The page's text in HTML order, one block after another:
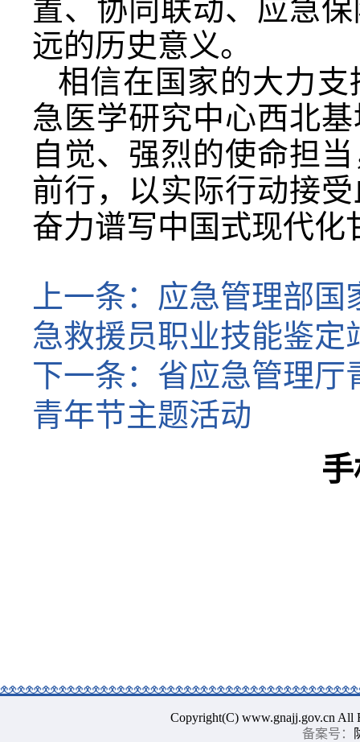
置、协同联动、应急
远的历史意义。
相信在国家的大力
急医学研究中心西北
自觉、强烈的使命担
前行，以实际行动接
奋力谱写中国式现代化
上一条： 应急管理部国
急救援员职业技能鉴定
下一条： 省应急管理厅
青年节主题活动
Copyright(C) www.gnajj.gov.cn
备案号：